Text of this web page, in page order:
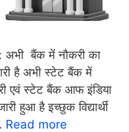
बैंक में नौकरी का
है अभी स्टेट बैंक में
एवं स्टेट बैंक आफ इंडिया
हुआ है इच्छुक विद्यार्थी
Read more